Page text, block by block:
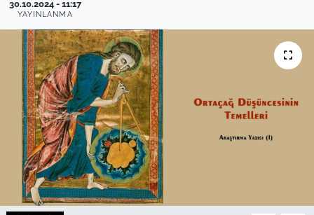
30.10.2024 - 11:17
YAYINLANMA